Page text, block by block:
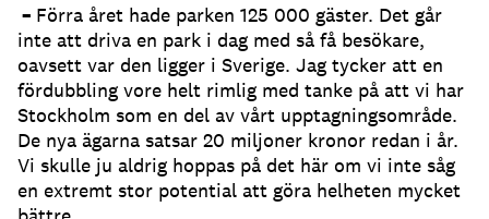
– Förra året hade parken 125 000 gäster. Det går
inte att driva en park i dag med så få besökare,
oavsett var den ligger i Sverige. Jag tycker att en
fördubbling vore helt rimlig med tanke på att vi har
Stockholm som en del av vårt upptagningsområde.
De nya ägarna satsar 20 miljoner kronor redan i år.
Vi skulle ju aldrig hoppas på det här om vi inte såg
en extremt stor potential att göra helheten mycket